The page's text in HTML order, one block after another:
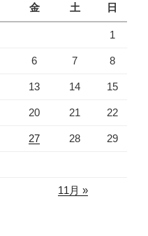
金 土 日
1
6 7 8
13 14 15
20 21 22
27 28 29
11月 »